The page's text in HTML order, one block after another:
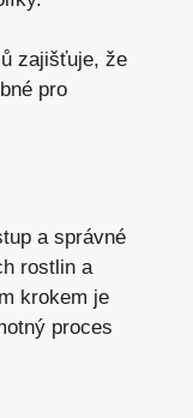
zajišťuje, že
pro
a správné
rostlin a
krokem je
proces